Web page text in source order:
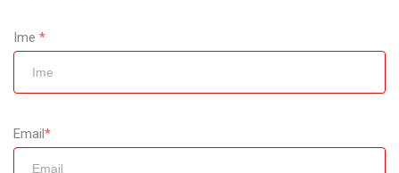
Ime *
Email*